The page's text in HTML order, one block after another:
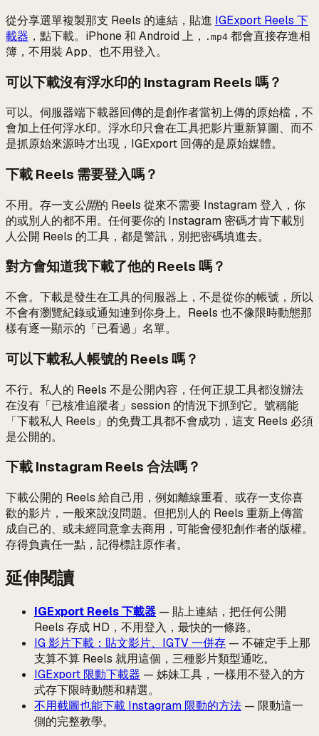
從分享選單複製那支 Reels 的連結，貼進 IGExport Reels 下
載器 ，點下載。iPhone 和 Android 上， .mp4 都會直接存進相
簿，不用裝 App、也不用登入。
可以下載沒有浮水印的 Instagram Reels 嗎？
可以。伺服器端下載器回傳的是創作者當初上傳的原始檔，不
會加上任何浮水印。浮水印只會在工具把影片重新算圖、而不
是抓原始來源時才出現，IGExport 回傳的是原始媒體。
下載 Reels 需要登入嗎？
不用。存一支公開的 Reels 從來不需要 Instagram 登入，你
的或別人的都不用。任何要你的 Instagram 密碼才肯下載別
人公開 Reels 的工具，都是警訊，別把密碼填進去。
對方會知道我下載了他的 Reels 嗎？
不會。下載是發生在工具的伺服器上，不是從你的帳號，所以
不會有瀏覽紀錄或通知連到你身上。Reels 也不像限時動態那
樣有逐一顯示的「已看過」名單。
可以下載私人帳號的 Reels 嗎？
不行。私人的 Reels 不是公開內容，任何正規工具都沒辦法
在沒有「已核准追蹤者」session 的情況下抓到它。號稱能
「下載私人 Reels」的免費工具都不會成功，這支 Reels 必須
是公開的。
下載 Instagram Reels 合法嗎？
下載公開的 Reels 給自己用，例如離線重看、或存一支你喜
歡的影片，一般來說沒問題。但把別人的 Reels 重新上傳當
成自己的、或未經同意拿去商用，可能會侵犯創作者的版權。
存得負責任一點，記得標註原作者。
延伸閱讀
IGExport Reels 下載器 — 貼上連結，把任何公開
Reels 存成 HD，不用登入，最快的一條路。
IG 影片下載：貼文影片、IGTV 一併存 — 不確定手上那
支算不算 Reels 就用這個，三種影片類型通吃。
IGExport 限動下載器 — 姊妹工具，一樣用不登入的方
式存下限時動態和精選。
不用截圖也能下載 Instagram 限動的方法 — 限動這一
側的完整教學。